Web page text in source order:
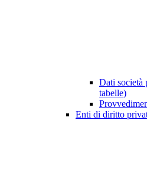
Dati società
tabelle)
Enti di diritto